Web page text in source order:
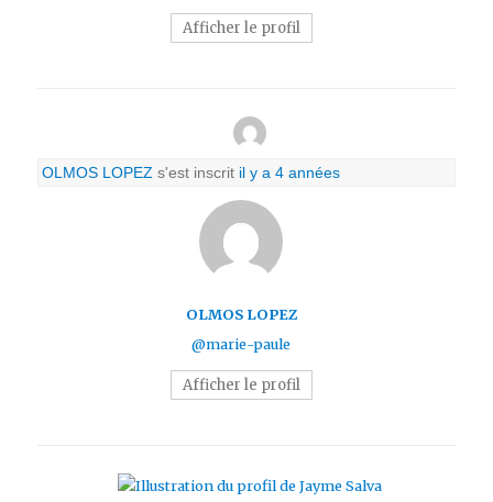
Afficher le profil
OLMOS LOPEZ s'est inscrit il y a 4 années
OLMOS LOPEZ
@marie-paule
Afficher le profil